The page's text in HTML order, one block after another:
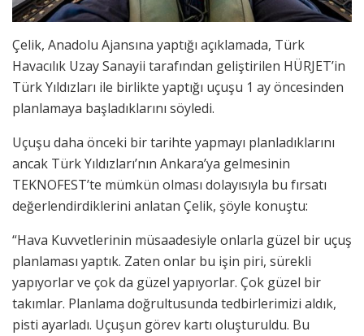
Çelik, Anadolu Ajansına yaptığı açıklamada, Türk
Havacılık Uzay Sanayii tarafından geliştirilen HÜRJET’in
Türk Yıldızları ile birlikte yaptığı uçuşu 1 ay öncesinden
planlamaya başladıklarını söyledi.
Uçuşu daha önceki bir tarihte yapmayı planladıklarını
ancak Türk Yıldızları’nın Ankara’ya gelmesinin
TEKNOFEST’te mümkün olması dolayısıyla bu fırsatı
değerlendirdiklerini anlatan Çelik, şöyle konuştu:
“Hava Kuvvetlerinin müsaadesiyle onlarla güzel bir uçuş
planlaması yaptık. Zaten onlar bu işin piri, sürekli
yapıyorlar ve çok da güzel yapıyorlar. Çok güzel bir
takımlar. Planlama doğrultusunda tedbirlerimizi aldık,
pisti ayarladı. Uçuşun görev kartı oluşturuldu. Bu